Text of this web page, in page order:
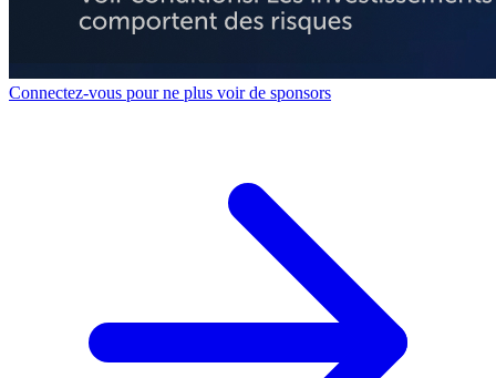
Connectez-vous pour ne plus voir de sponsors